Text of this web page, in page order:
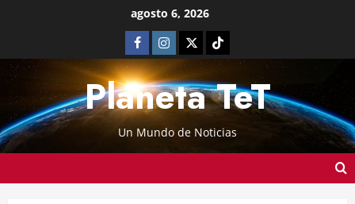
agosto 6, 2026
Planeta TeT
Un Mundo de Noticias